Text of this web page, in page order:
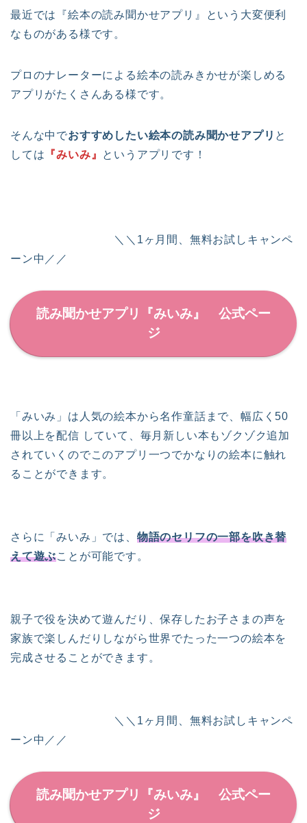
最近では『絵本の読み聞かせアプリ』という大変便利
なものがある様です。
プロのナレーターによる絵本の読みきかせが楽しめる
アプリがたくさんある様です。
そんな中でおすすめしたい絵本の読み聞かせアプリ と
しては 『みいみ』 というアプリです！
＼＼1ヶ月間、無料お試しキャンペ
ーン中／／
読み聞かせアプリ『みいみ』 公式ペー
ジ
「みいみ」は人気の絵本から名作童話まで、幅広く50
冊以上を配信 していて、毎月新しい本もゾクゾク追加
されていくのでこのアプリ一つでかなりの絵本に触れ
ることができます。
さらに「みいみ」では、 物語のセリフの一部を吹き替
えて遊ぶことが可能です。
親子で役を決めて遊んだり、保存したお子さまの声を
家族で楽しんだりしながら世界でたった一つの絵本を
完成させることができます。
＼＼1ヶ月間、無料お試しキャンペ
ーン中／／
読み聞かせアプリ『みいみ』 公式ペー
ジ